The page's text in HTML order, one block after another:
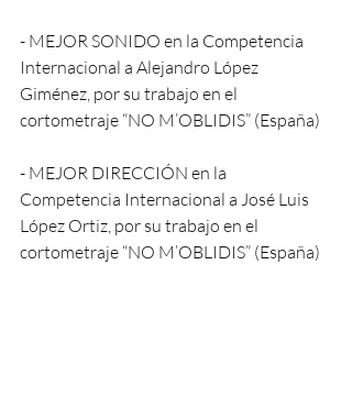
- MEJOR SONIDO en la Competencia
Internacional a Alejandro López
Giménez, por su trabajo en el
cortometraje “NO M’OBLIDIS” (España)
- MEJOR DIRECCIÓN en la
Competencia Internacional a José Luis
López Ortiz, por su trabajo en el
cortometraje “NO M’OBLIDIS” (España)